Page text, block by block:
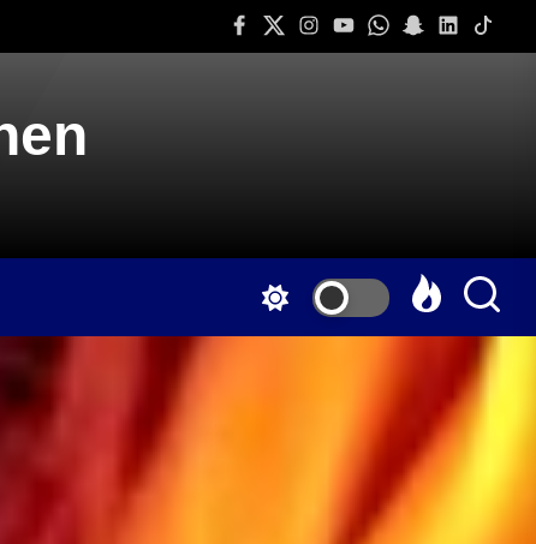
Facebook
TwitterInstagram
YoutubeWhatsapp
Snapchat
Linkedin
Tiktok